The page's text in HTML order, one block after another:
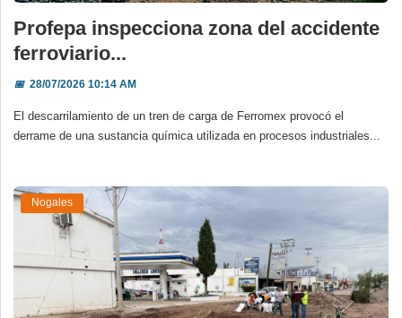
Profepa inspecciona zona del accidente
ferroviario...
📅28/07/2026 10:14 AM
El descarrilamiento de un tren de carga de Ferromex provocó el
derrame de una sustancia química utilizada en procesos industriales...
Nogales